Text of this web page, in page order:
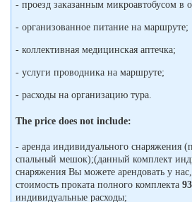
- проезд заказанным микроавтобусом в
- организованное питание на маршруте;
- коллективная медицинская аптечка;
- услуги проводника на маршруте;
- расходы на организацию тура.
The price does not include:
- аренда индивидуального снаряжения
спальный мешок);(данный комплект
снаряжения Вы можете арендовать у
стоимость проката полного комплекта
индивидуальные расходы;